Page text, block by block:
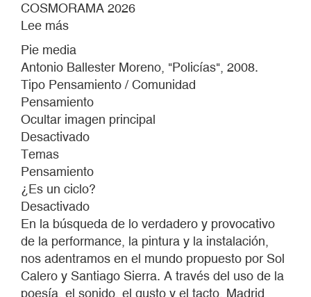
COSMORAMA 2026
Lee más
2026
Pie media
Antonio Ballester Moreno, "Policías", 2008.
Tipo Pensamiento / Comunidad
Pensamiento
Ocultar imagen principal
Desactivado
Temas
Pensamiento
¿Es un ciclo?
Desactivado
En la búsqueda de lo verdadero y provocativo
de la performance, la pintura y la instalación,
nos adentramos en el mundo propuesto por Sol
Calero y Santiago Sierra. A través del uso de la
poesía, el sonido, el gusto y el tacto, Madrid